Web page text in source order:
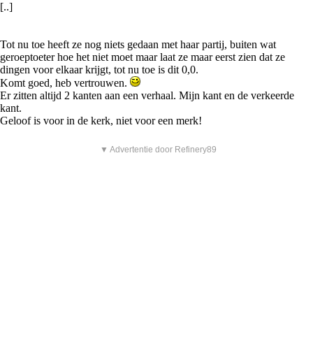
[..]
Tot nu toe heeft ze nog niets gedaan met haar partij, buiten wat
geroeptoeter hoe het niet moet maar laat ze maar eerst zien dat ze
dingen voor elkaar krijgt, tot nu toe is dit 0,0.
Komt goed, heb vertrouwen.
Er zitten altijd 2 kanten aan een verhaal. Mijn kant en de verkeerde
kant.
Geloof is voor in de kerk, niet voor een merk!
▼ Advertentie door Refinery89